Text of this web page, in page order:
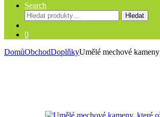
Search
Hledat:
Hledat
0
DomůObchodDoplňkyUmělé mechové kameny